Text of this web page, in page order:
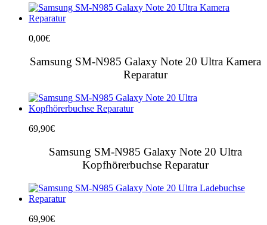
0,00€
Samsung SM-N985 Galaxy Note 20 Ultra Kamera
Reparatur
69,90€
Samsung SM-N985 Galaxy Note 20 Ultra
Kopfhörerbuchse Reparatur
69,90€